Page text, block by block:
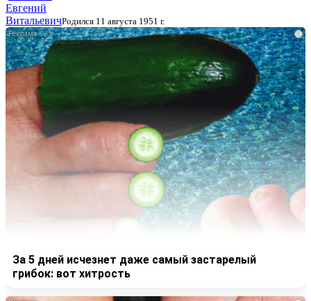
Евгений
ВитальевичРодился 11 августа 1951 г.
i
За 5 дней исчезнет даже самый застарелый
грибок: вот хитрость